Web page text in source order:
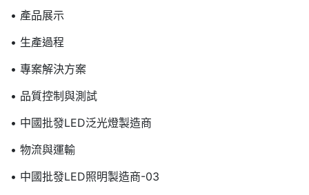
• 產品展示
• 生產過程
• 專案解決方案
• 品質控制與測試
• 中國批發LED泛光燈製造商
• 物流與運輸
• 中國批發LED照明製造商-03